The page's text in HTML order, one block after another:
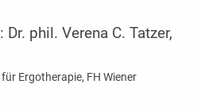
Dr. phil. Verena C. Tatzer,
Ergotherapie, FH Wiener